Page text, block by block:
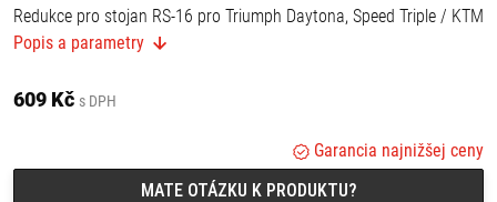
Redukce pro stojan RS-16 pro Triumph Daytona, Speed Triple / KTM
Superduke.
Triumph série 955 Daytona
Popis a parametry
609 Kč s DPH
Garancia najnižšej ceny
MATE OTÁZKU K PRODUKTU?